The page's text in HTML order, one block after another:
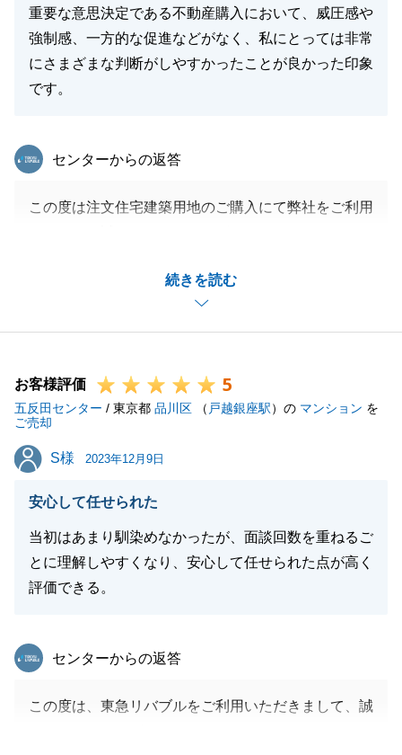
重要な意思決定である不動産購入において、威圧感や
強制感、一方的な促進などがなく、私にとっては非常
にさまざまな判断がしやすかったことが良かった印象
です。
続きを読む
東急リバブル
センターからの返答
この度は注文住宅建築用地のご購入にて弊社をご利用
建築が進んで参りますので、引き続きサポートさせて
お困りごとやご不明な点がございましたら、いつでも
げます。
お客様評価 5
五反田センター / 東京都 品川区 （ 戸越銀座駅）の マンション を
ご売却
S様
S様 2023年12月9日
安心して任せられた
当初はあまり馴染めなかったが、面談回数を重ねるご
とに理解しやすくなり、安心して任せられた点が高く
評価できる。
東急リバブル
センターからの返答
この度は、東急リバブルをご利用いただきまして、誠